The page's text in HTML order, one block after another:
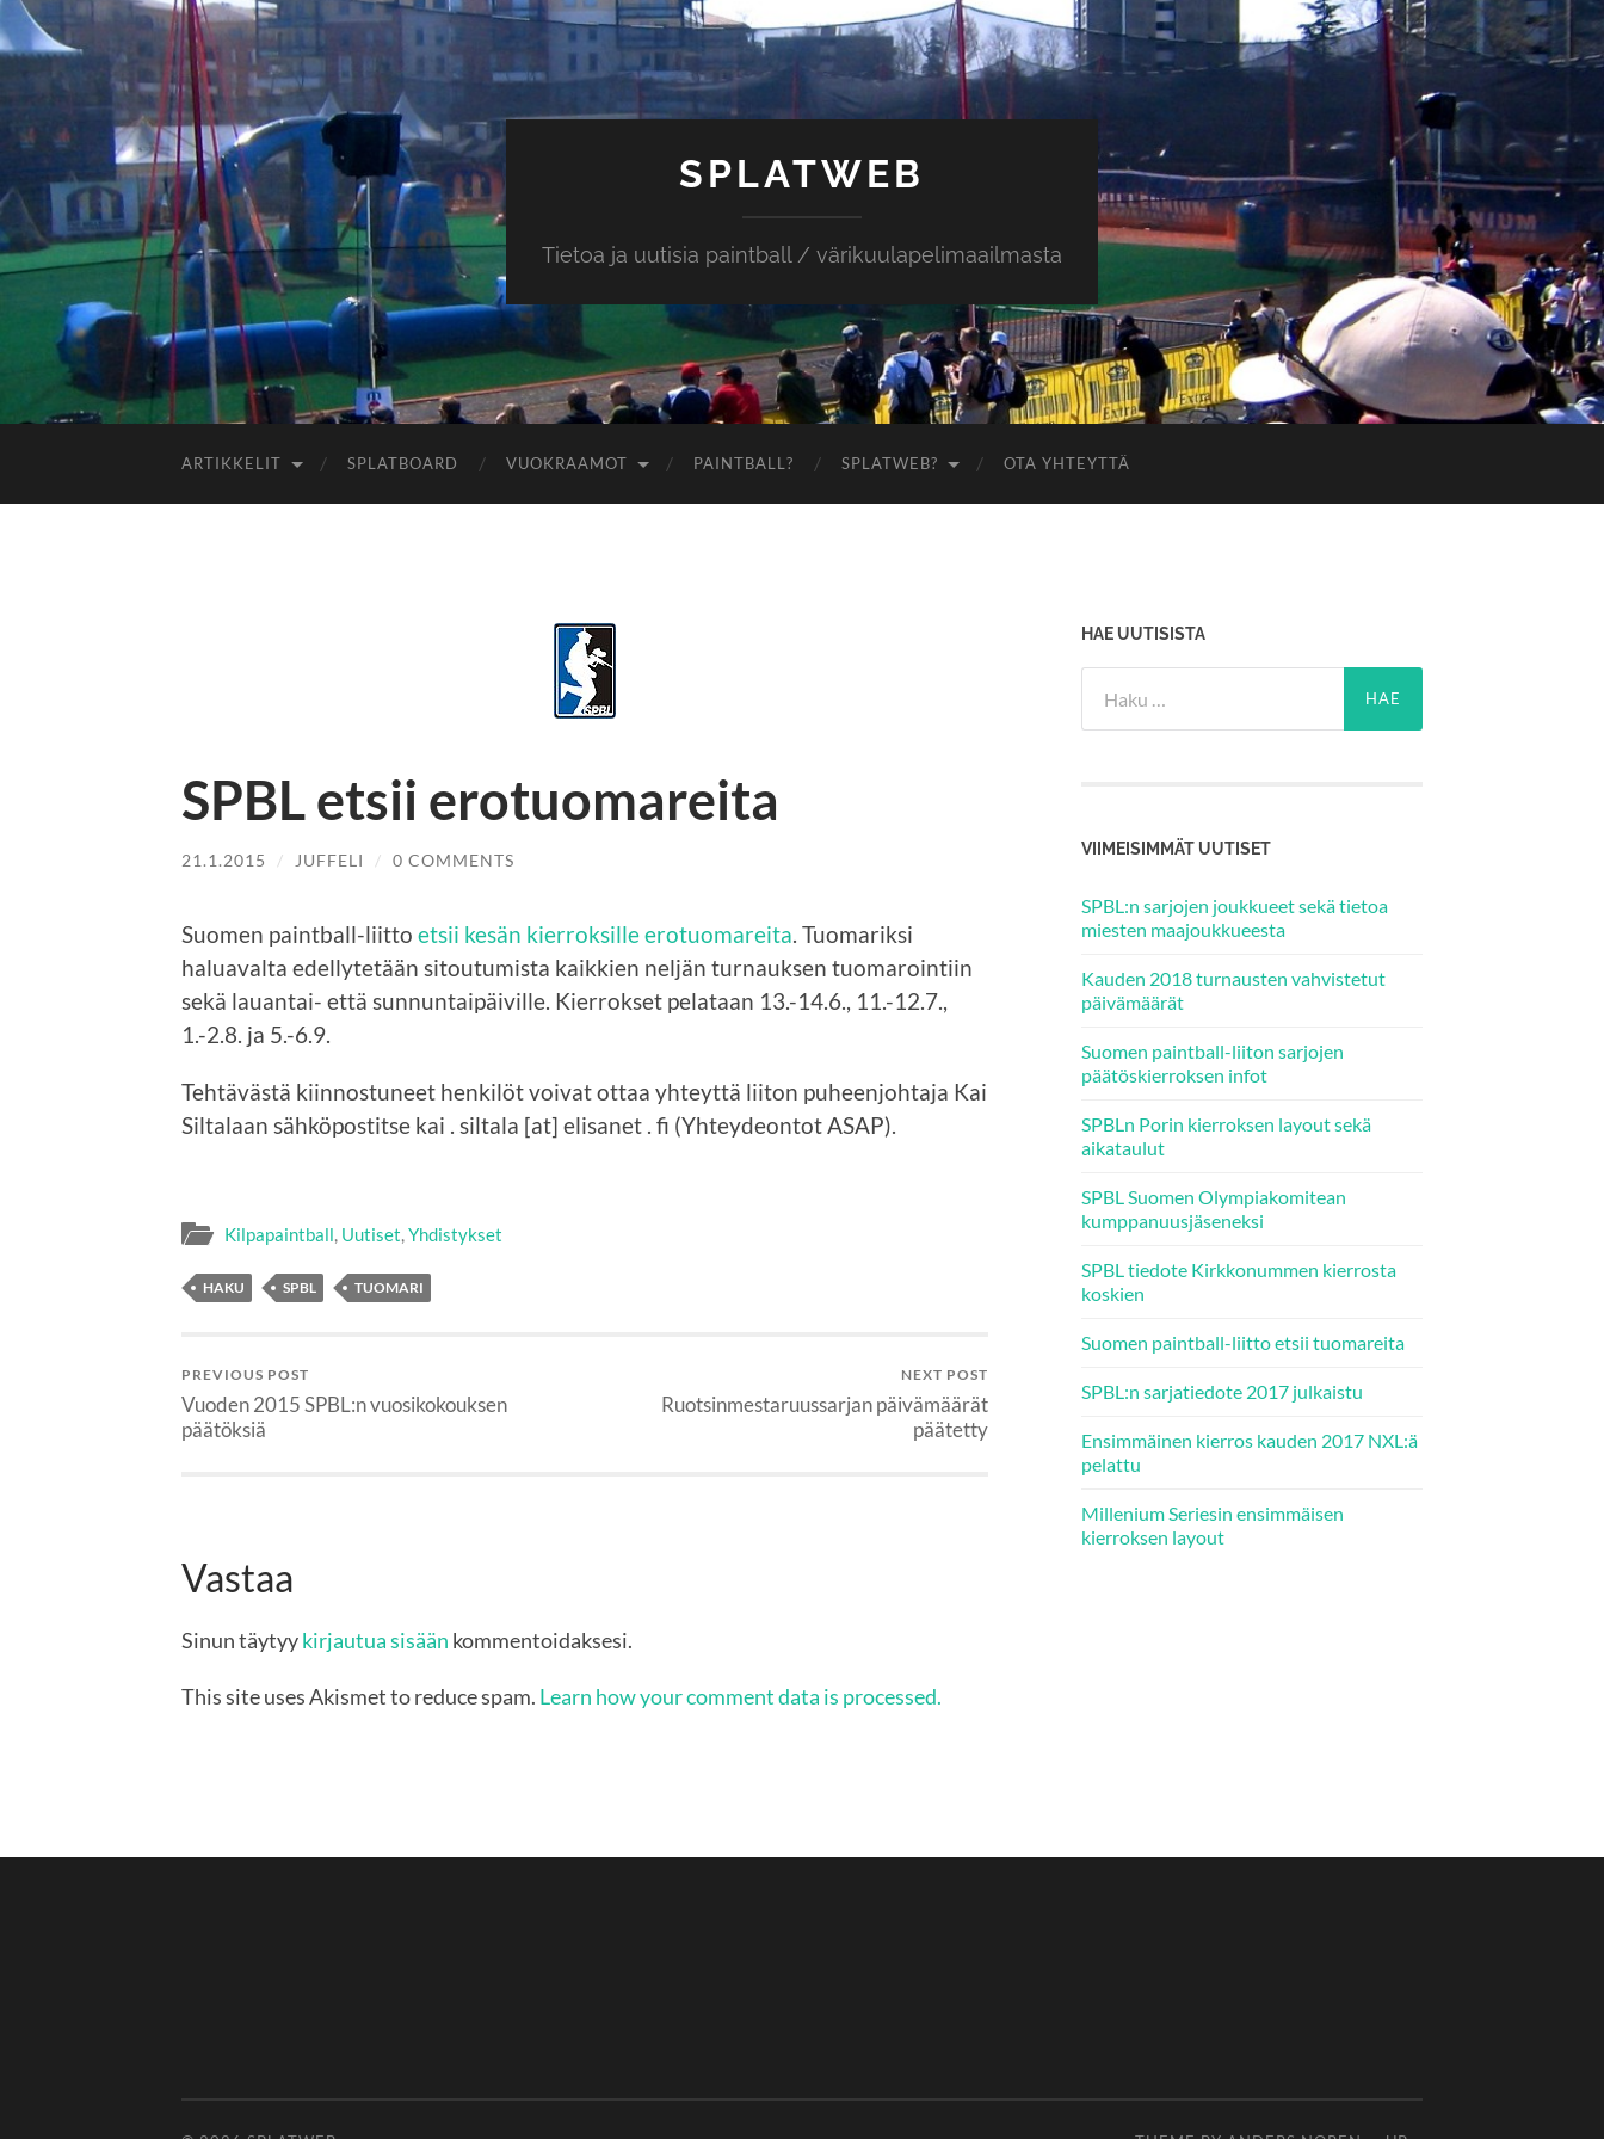
SPLATWEB
Tietoa ja uutisia paintball / värikuulapelimaailmasta
ARTIKKELIT SPLATBOARD VUOKRAAMOT PAINTBALL? SPLATWEB? OTA YHTEYTTÄ
SPBL etsii erotuomareita
21.1.2015 / JUFFELI / 0 COMMENTS
Suomen paintball-liitto etsii kesän kierroksille erotuomareita. Tuomariksi
haluavalta edellytetään sitoutumista kaikkien neljän turnauksen tuomarointiin
sekä lauantai- että sunnuntaipäiville. Kierrokset pelataan 13.-14.6., 11.-12.7.,
1.-2.8. ja 5.-6.9.
Tehtävästä kiinnostuneet henkilöt voivat ottaa yhteyttä liiton puheenjohtaja Kai
Siltalaan sähköpostitse kai . siltala [at] elisanet . fi (Yhteydeontot ASAP).
Kilpapaintball, Uutiset,Yhdistykset
HAKU SPBL TUOMARI
PREVIOUS POST
Vuoden 2015 SPBL:n vuosikokouksen
päätöksiä
NEXT POST
Ruotsinmestaruussarjan päivämäärät
päätetty
Vastaa
Sinun täytyykirjautua sisään kommentoidaksesi.
This site uses Akismet to reduce spam. Learn how your comment data is processed.
HAE UUTISISTA
VIIMEISIMMÄT UUTISET
SPBL:n sarjojen joukkueet sekä tietoa
miesten maajoukkueesta
Kauden 2018 turnausten vahvistetut
päivämäärät
Suomen paintball-liiton sarjojen
päätöskierroksen infot
SPBLn Porin kierroksen layout sekä
aikataulut
SPBL Suomen Olympiakomitean
kumppanuusjäseneksi
SPBL tiedote Kirkkonummen kierrosta
koskien
Suomen paintball-liitto etsii tuomareita
SPBL:n sarjatiedote 2017 julkaistu
Ensimmäinen kierros kauden 2017 NXL:ä
pelattu
Millenium Seriesin ensimmäisen
kierroksen layout